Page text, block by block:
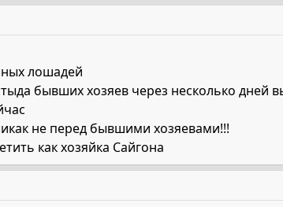
лошадей
бывших хозяев через несколько дней
не перед бывшими хозяевами!!!
как хозяйка Сайгона